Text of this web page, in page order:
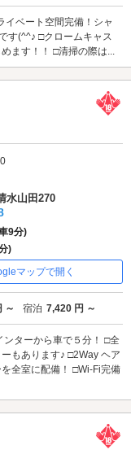
イベート空間完備！シャ
す(^^♪ □クロームキャス
ます！！ □清掃の際は...
のうち3
水山田270
9分)
)
マップで開く
～ 宿泊 7,420 円 ～
ターから車で５分！ □全
もあります♪ □2Way ヘア
全室に配備！ □Wi-Fi完備